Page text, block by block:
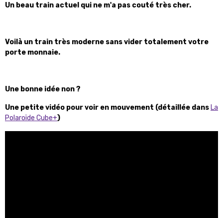
Un beau train actuel qui ne m'a pas couté très cher.
Voilà un train très moderne sans vider totalement votre
porte monnaie.
Une bonne idée non ?
Une petite vidéo pour voir en mouvement (détaillée dans La
Polaroïde Cube+)